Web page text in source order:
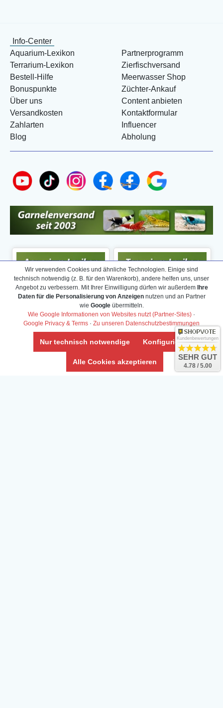
Info-Center
Aquarium-Lexikon
Terrarium-Lexikon
Bestell-Hilfe
Bonuspunkte
Über uns
Versandkosten
Zahlarten
Blog
Partnerprogramm
Zierfischversand
Meerwasser Shop
Züchter-Ankauf
Content anbieten
Kontaktformular
Influencer
Abholung
Wir verwenden Cookies und ähnliche Technologien. Einige sind
technisch notwendig (z. B. für den Warenkorb), andere helfen uns, unser
Angebot zu verbessern. Mit Ihrer Einwilligung dürfen wir außerdem Ihre
Daten für die Personalisierung von Anzeigennutzen und an Partner
wie Googleübermitteln.
Wie Google Informationen von Websites nutzt (Partner-Sites) ·
Google Privacy & Terms · Zu unseren Datenschutzbestimmungen
Nur technisch notwendige Konfigurieren
Alle Cookies akzeptieren
Kundenbewertungen
SEHR GUT
4.78 / 5.00